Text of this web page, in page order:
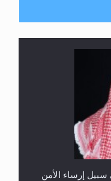
من مدرسة الحفظ
إرساء الأمن